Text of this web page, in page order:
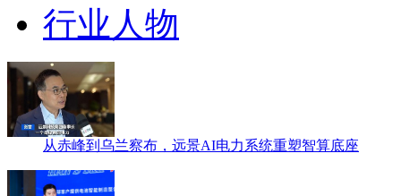
行业人物
从赤峰到乌兰察布，远景AI电力系统重塑智算底座